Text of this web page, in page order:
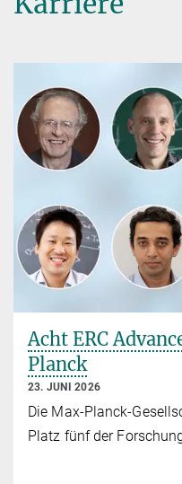
Acht ERC
Planck
23. JUNI 2026
Die Max-Planck-
Platz fünf der